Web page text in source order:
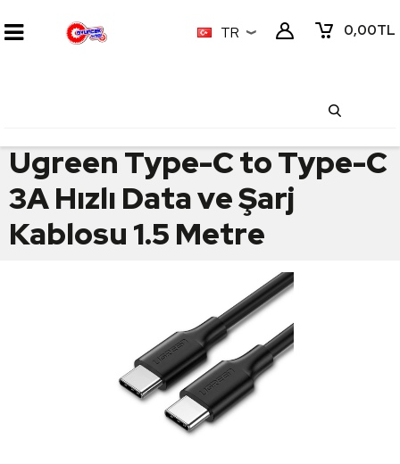
0,00TL
TR
Ugreen Type-C to Type-C
3A Hızlı Data ve Şarj
Kablosu 1.5 Metre